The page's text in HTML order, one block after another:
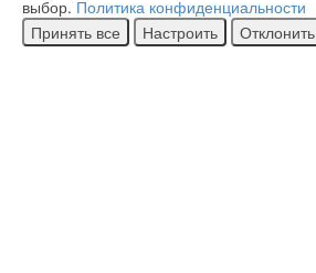
выбор. Политика конфиденциальности
Принять все
Настроить Отклонить